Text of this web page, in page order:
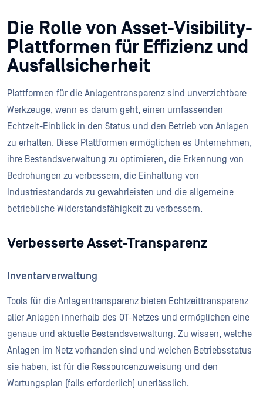
Die Rolle von Asset-Visibility-
Plattformen für Effizienz und
Ausfallsicherheit
Plattformen für die Anlagentransparenz sind unverzichtbare
Werkzeuge, wenn es darum geht, einen umfassenden
Echtzeit-Einblick in den Status und den Betrieb von Anlagen
zu erhalten. Diese Plattformen ermöglichen es Unternehmen,
ihre Bestandsverwaltung zu optimieren, die Erkennung von
Bedrohungen zu verbessern, die Einhaltung von
Industriestandards zu gewährleisten und die allgemeine
betriebliche Widerstandsfähigkeit zu verbessern.
Verbesserte Asset-Transparenz
Inventarverwaltung
Tools für die Anlagentransparenz bieten Echtzeittransparenz
aller Anlagen innerhalb des OT-Netzes und ermöglichen eine
genaue und aktuelle Bestandsverwaltung. Zu wissen, welche
Anlagen im Netz vorhanden sind und welchen Betriebsstatus
sie haben, ist für die Ressourcenzuweisung und den
Wartungsplan (falls erforderlich) unerlässlich.